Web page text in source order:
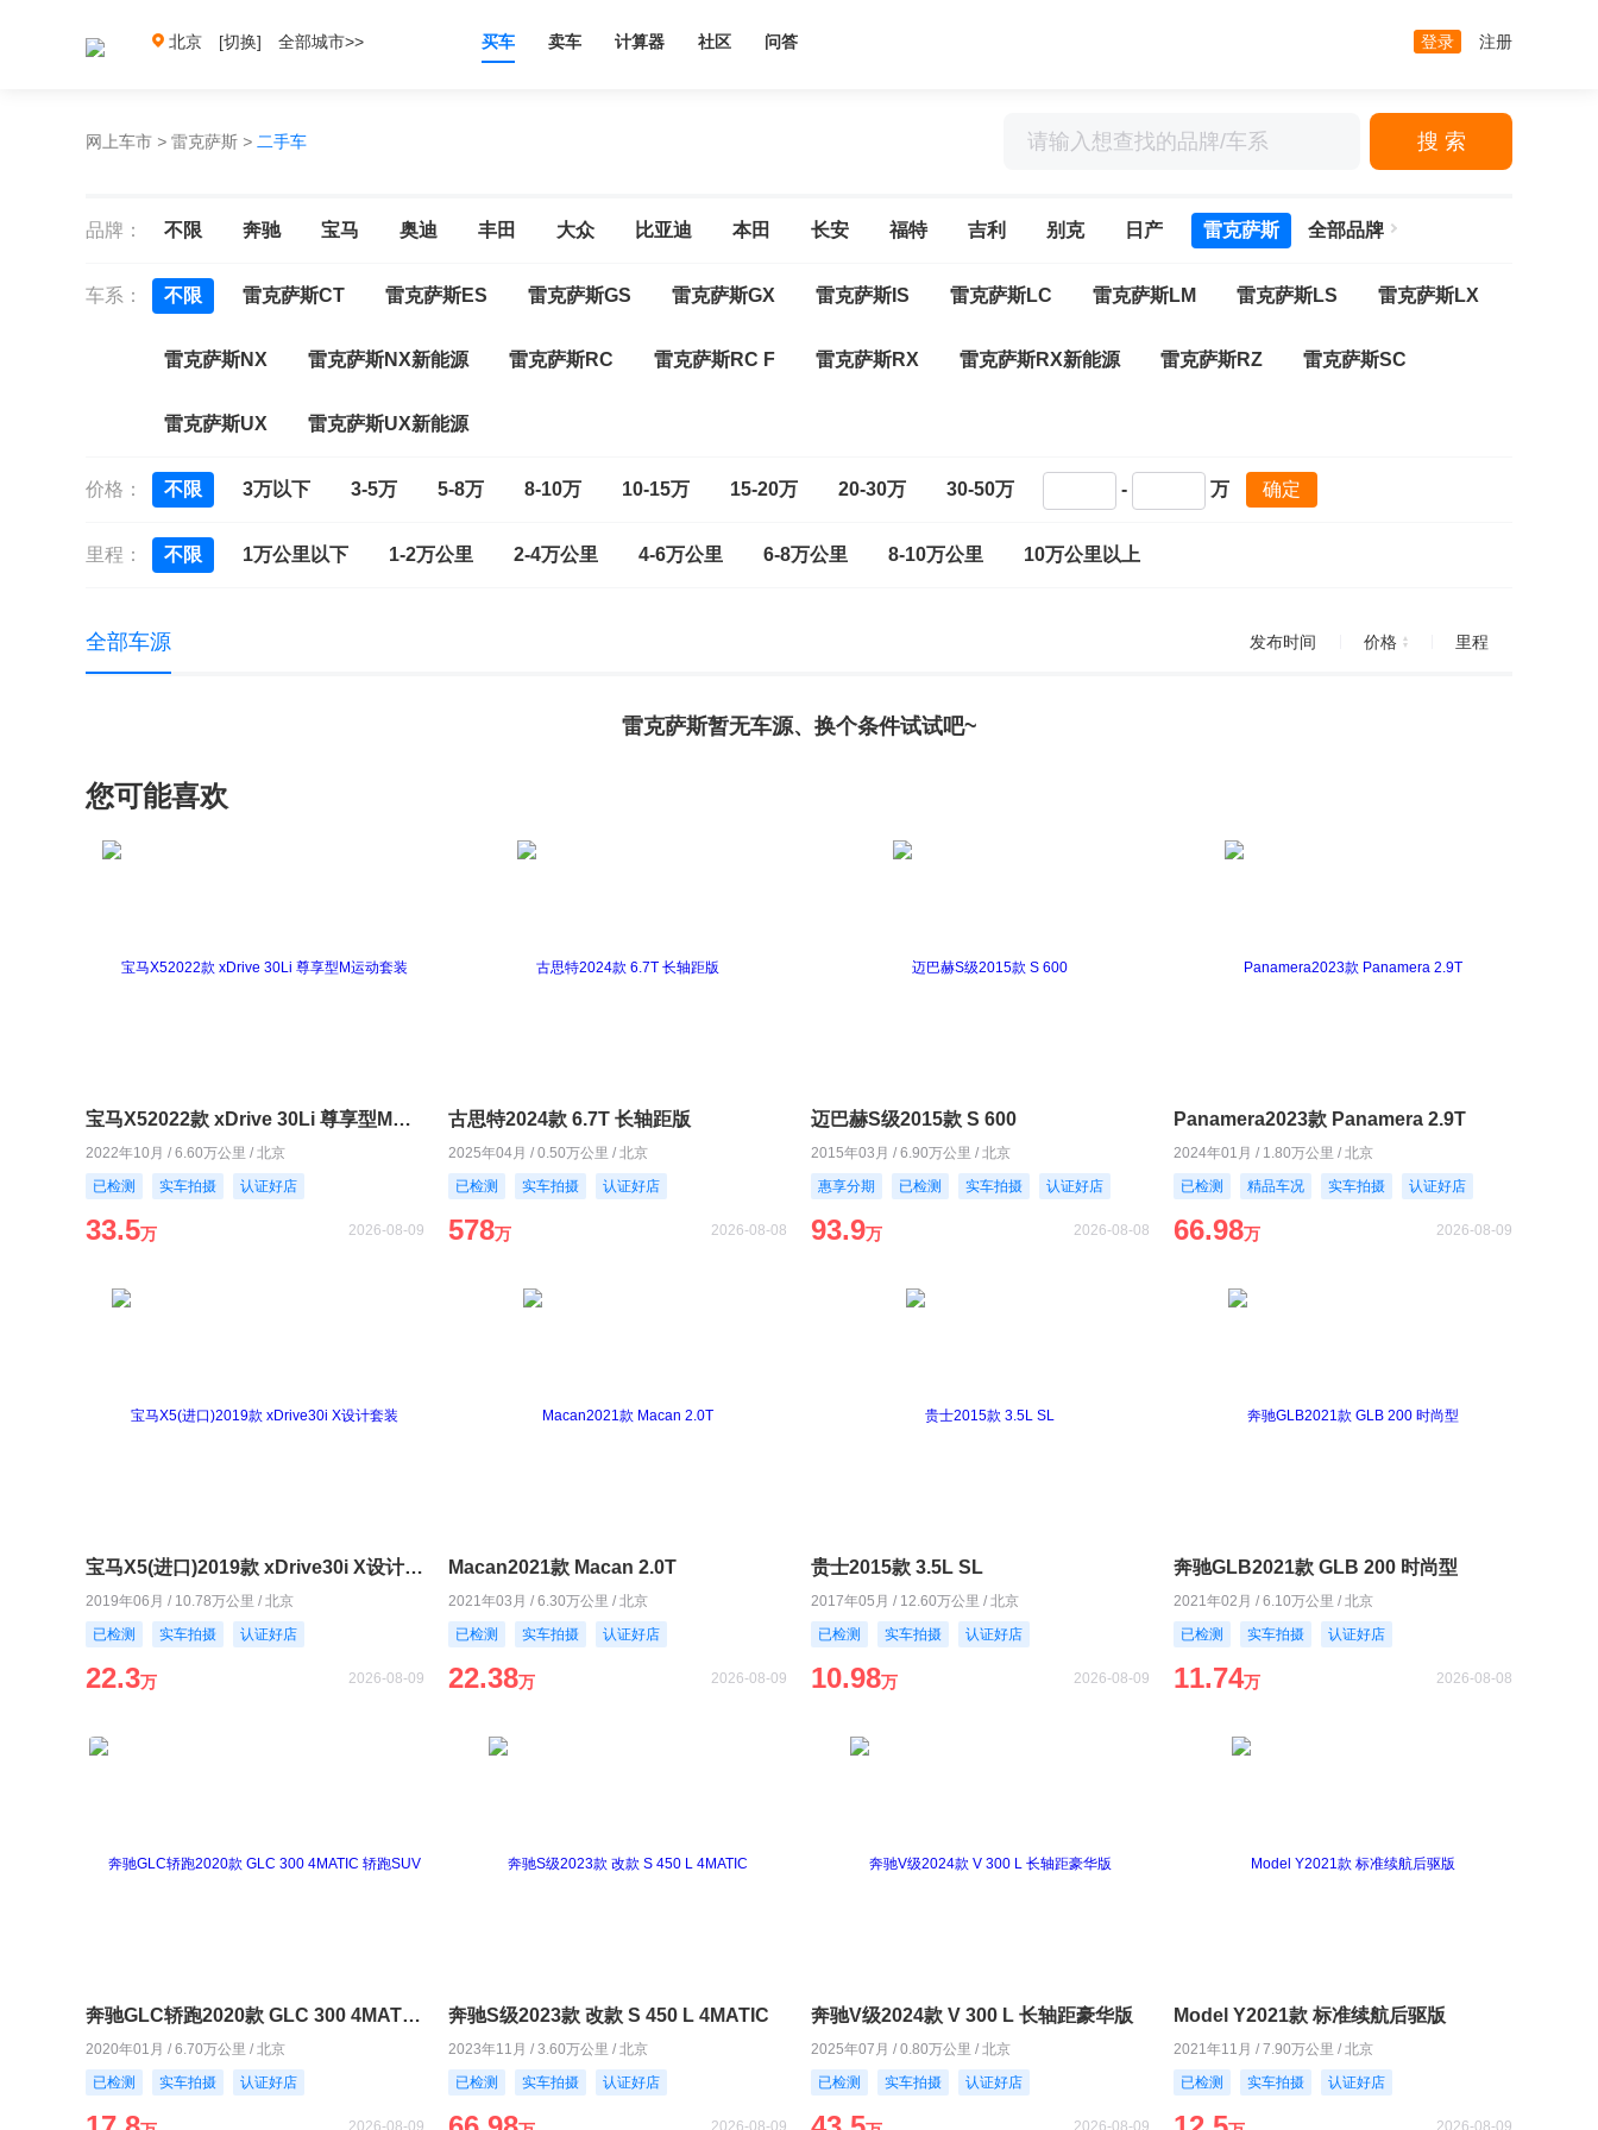
北京 [切换] 全部城市>> 买车 卖车 计算器 社区 问答 登录 注册
网上车市 > 雷克萨斯 > 二手车 搜 索
品牌： 不限 奔驰 宝马 奥迪 丰田 大众 比亚迪 本田 长安 福特 吉利 别克 日产 雷克萨斯 全部品牌
车系： 不限 雷克萨斯CT 雷克萨斯ES 雷克萨斯GS 雷克萨斯GX 雷克萨斯IS 雷克萨斯LC 雷克萨斯LM 雷克萨斯LS 雷克萨斯LX
雷克萨斯NX 雷克萨斯NX新能源 雷克萨斯RC 雷克萨斯RC F 雷克萨斯RX 雷克萨斯RX新能源 雷克萨斯RZ 雷克萨斯SC
雷克萨斯UX 雷克萨斯UX新能源
价格： 不限 3万以下 3-5万 5-8万 8-10万 10-15万 15-20万 20-30万 30-50万 - 万 确定
里程： 不限 1万公里以下 1-2万公里 2-4万公里 4-6万公里 6-8万公里 8-10万公里 10万公里以上
全部车源 发布时间 价格 里程
雷克萨斯暂无车源、换个条件试试吧~
您可能喜欢
宝马X52022款 xDrive 30Li 尊享型M运动套装
2022年10月 / 6.60万公里 / 北京
已检测
实车拍摄 认证好店
33.5万 2026-08-09
古思特2024款 6.7T 长轴距版
2025年04月 / 0.50万公里 / 北京
已检测
实车拍摄 认证好店
578万 2026-08-08
迈巴赫S级2015款 S 600
2015年03月 / 6.90万公里 / 北京
惠享分期
已检测 实车拍摄 认证好店
93.9万 2026-08-08
Panamera2023款 Panamera 2.9T
2024年01月 / 1.80万公里 / 北京
已检测
精品车况 实车拍摄 认证好店
66.98万 2026-08-09
宝马X5(进口)2019款 xDrive30i X设计套装
2019年06月 / 10.78万公里 / 北京
已检测
实车拍摄 认证好店
22.3万 2026-08-09
Macan2021款 Macan 2.0T
2021年03月 / 6.30万公里 / 北京
已检测
实车拍摄 认证好店
22.38万 2026-08-09
贵士2015款 3.5L SL
2017年05月 / 12.60万公里 / 北京
已检测
实车拍摄 认证好店
10.98万 2026-08-09
奔驰GLB2021款 GLB 200 时尚型
2021年02月 / 6.10万公里 / 北京
已检测
实车拍摄 认证好店
11.74万 2026-08-08
奔驰GLC轿跑2020款 GLC 300 4MATIC 轿跑SUV
2020年01月 / 6.70万公里 / 北京
已检测
实车拍摄 认证好店
2026-08-09
奔驰S级2023款 改款 S 450 L 4MATIC
2023年11月 / 3.60万公里 / 北京
已检测
实车拍摄 认证好店
2026-08-09
奔驰V级2024款 V 300 L 长轴距豪华版
2025年07月 / 0.80万公里 / 北京
已检测
实车拍摄 认证好店
2026-08-09
Model Y2021款 标准续航后驱版
2021年11月 / 7.90万公里 / 北京
已检测
实车拍摄 认证好店
2026-08-09